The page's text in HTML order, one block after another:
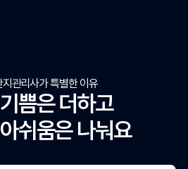
지관리사가 특별한 이유
쁨은 더하고
쉬움은 나눠요